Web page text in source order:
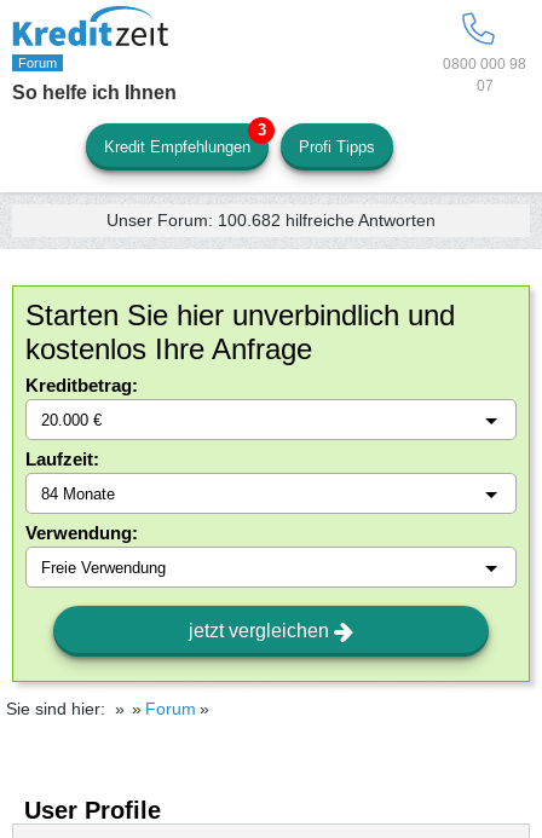
0800 000 98
07
So helfe ich Ihnen
Kredit Empfehlungen Profi Tipps
Unser Forum: 100.682 hilfreiche Antworten
Starten Sie hier unverbindlich und
kostenlos Ihre Anfrage
Kreditbetrag:
Laufzeit:
Verwendung:
jetzt vergleichen
Sie sind hier: Forum
User Profile